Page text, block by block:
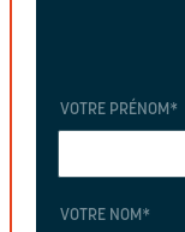
VOTRE PRÉNOM *
VOTRE NOM *